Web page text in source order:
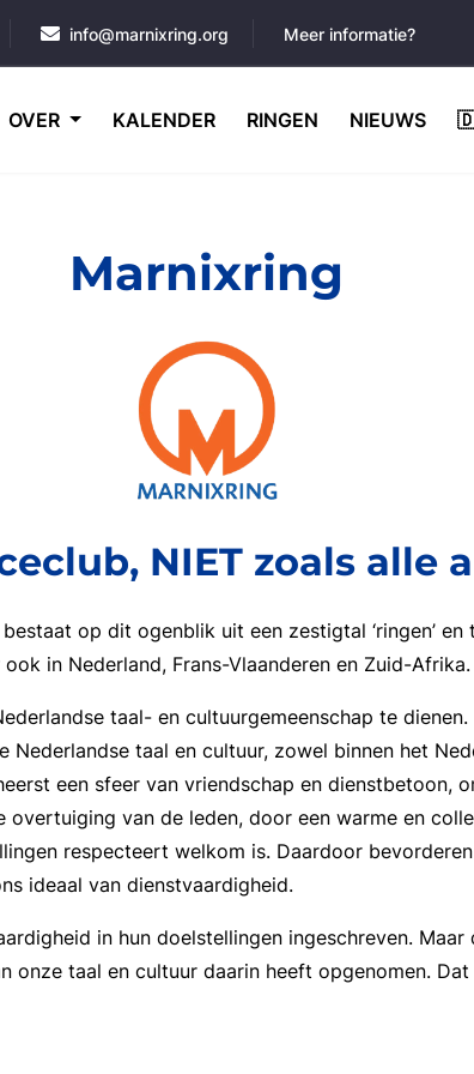
info@marnixring.org Meer informatie?
OVER KALENDER RINGEN NIEUWS
Marnixring
NIET zoals alle
op dit ogenblik uit een zestigtal ‘ringen’
in Nederland, Frans-Vlaanderen en Zuid-Afrika.
taal- en cultuurgemeenschap te
Nederlandse taal en cultuur, zowel binnen het
een sfeer van vriendschap en dienstbetoon,
overtuiging van de leden, door een warme en
respecteert welkom is. Daardoor
ideaal van dienstvaardigheid.
in hun doelstellingen ingeschreven.
onze taal en cultuur daarin heeft opgenomen.